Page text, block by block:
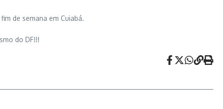
de semana em Cuiabá.
do DF!!!